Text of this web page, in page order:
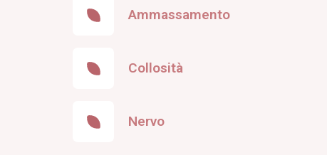
Ammassamento
Collosità
Nervo